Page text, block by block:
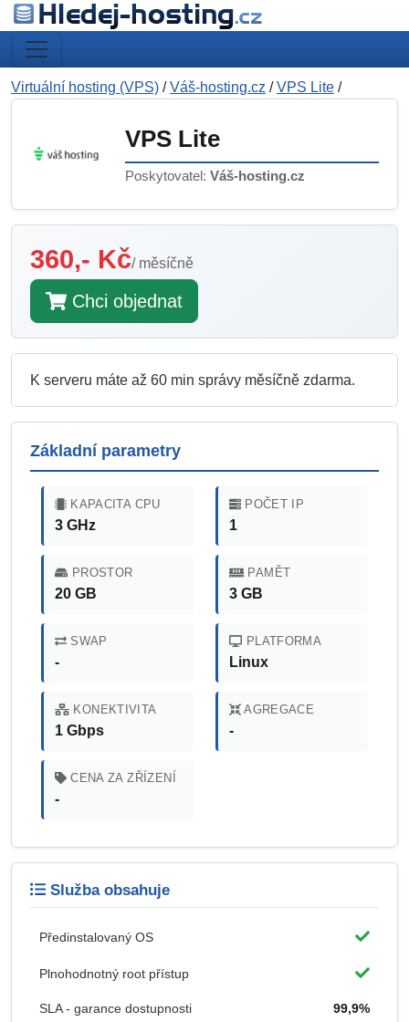
Virtuální hosting (VPS) /Váš-hosting.cz /VPS Lite /
VPS Lite
Poskytovatel: Váš-hosting.cz
360,- Kč/ měsíčně
Chci objednat
K serveru máte až 60 min správy měsíčně zdarma.
Základní parametry
KAPACITA CPU
3 GHz
POČET IP
1
PROSTOR
20 GB
PAMĚT
3 GB
SWAP
-
PLATFORMA
Linux
KONEKTIVITA
1 Gbps
AGREGACE
-
CENA ZA ZŘÍZENÍ
-
Služba obsahuje
Předinstalovaný OS
Plnohodnotný root přístup
SLA - garance dostupnosti 99,9%